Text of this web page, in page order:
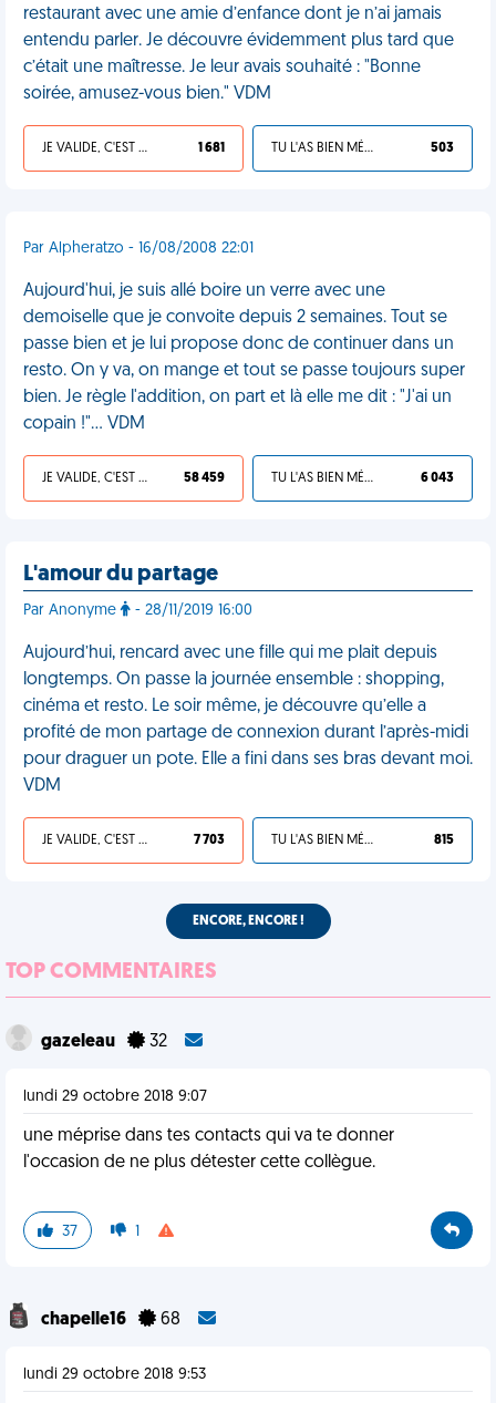
restaurant avec une amie d’enfance dont je n’ai jamais
entendu parler. Je découvre évidemment plus tard que
c’était une maîtresse. Je leur avais souhaité : "Bonne
soirée, amusez-vous bien." VDM
JE VALIDE, C'EST UNE VDM 1 681 TU L'AS BIEN MÉRITÉ 503
Par Alpheratzo - 16/08/2008 22:01
Aujourd'hui, je suis allé boire un verre avec une
demoiselle que je convoite depuis 2 semaines. Tout se
passe bien et je lui propose donc de continuer dans un
resto. On y va, on mange et tout se passe toujours super
bien. Je règle l'addition, on part et là elle me dit : "J'ai un
copain !"... VDM
JE VALIDE, C'EST UNE VDM 58 459 TU L'AS BIEN MÉRITÉ 6 043
L'amour du partage
Par Anonyme - 28/11/2019 16:00
Aujourd’hui, rencard avec une fille qui me plait depuis
longtemps. On passe la journée ensemble : shopping,
cinéma et resto. Le soir même, je découvre qu’elle a
profité de mon partage de connexion durant l’après-midi
pour draguer un pote. Elle a fini dans ses bras devant moi.
VDM
JE VALIDE, C'EST UNE VDM 7 703 TU L'AS BIEN MÉRITÉ 815
ENCORE, ENCORE !
TOP COMMENTAIRES
gazeleau 32
lundi 29 octobre 2018 9:07
une méprise dans tes contacts qui va te donner
l'occasion de ne plus détester cette collègue.
37 1
chapelle16 68
lundi 29 octobre 2018 9:53